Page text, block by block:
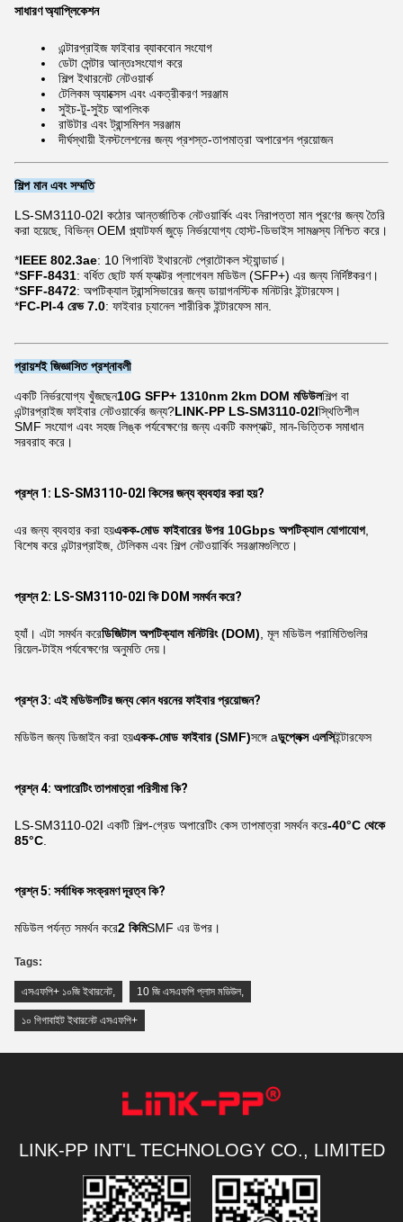
সাধারণ অ্যাপ্লিকেশন
এন্টারপ্রাইজ ফাইবার ব্যাকবোন সংযোগ
ডেটা সেন্টার আন্তঃসংযোগ করে
শিল্প ইথারনেট নেটওয়ার্ক
টেলিকম অ্যাক্সেস এবং একত্রীকরণ সরঞ্জাম
সুইচ-টু-সুইচ আপলিংক
রাউটার এবং ট্রান্সমিশন সরঞ্জাম
দীর্ঘস্থায়ী ইনস্টলেশনের জন্য প্রশস্ত-তাপমাত্রা অপারেশন প্রয়োজন
শিল্প মান এবং সম্মতি
LS-SM3110-02I কঠোর আন্তর্জাতিক নেটওয়ার্কিং এবং নিরাপত্তা মান পূরণের জন্য তৈরি
করা হয়েছে, বিভিন্ন OEM প্ল্যাটফর্ম জুড়ে নির্ভরযোগ্য হোস্ট-ডিভাইস সামঞ্জস্য নিশ্চিত করে।
*IEEE 802.3ae: 10 গিগাবিট ইথারনেট প্রোটোকল স্ট্যান্ডার্ড।
*SFF-8431: বর্ধিত ছোট ফর্ম ফ্যাক্টর প্লাগেবল মডিউল (SFP+) এর জন্য নির্দিষ্টকরণ।
*SFF-8472: অপটিক্যাল ট্রান্সসিভারের জন্য ডায়াগনস্টিক মনিটরিং ইন্টারফেস।
*FC-PI-4 রেভ 7.0: ফাইবার চ্যানেল শারীরিক ইন্টারফেস মান.
প্রায়শই জিজ্ঞাসিত প্রশ্নাবলী
একটি নির্ভরযোগ্য খুঁজছেন10G SFP+ 1310nm 2km DOM মডিউলশিল্প বা
এন্টারপ্রাইজ ফাইবার নেটওয়ার্কের জন্য?LINK-PP LS-SM3110-02Iস্থিতিশীল
SMF সংযোগ এবং সহজ লিঙ্ক পর্যবেক্ষণের জন্য একটি কমপ্যাক্ট, মান-ভিত্তিক সমাধান
সরবরাহ করে।
প্রশ্ন 1: LS-SM3110-02I কিসের জন্য ব্যবহার করা হয়?
এর জন্য ব্যবহার করা হয়একক-মোড ফাইবারের উপর 10Gbps অপটিক্যাল যোগাযোগ,
বিশেষ করে এন্টারপ্রাইজ, টেলিকম এবং শিল্প নেটওয়ার্কিং সরঞ্জামগুলিতে।
প্রশ্ন 2: LS-SM3110-02I কি DOM সমর্থন করে?
হ্যাঁ। এটা সমর্থন করেডিজিটাল অপটিক্যাল মনিটরিং (DOM), মূল মডিউল পরামিতিগুলির
রিয়েল-টাইম পর্যবেক্ষণের অনুমতি দেয়।
প্রশ্ন 3: এই মডিউলটির জন্য কোন ধরনের ফাইবার প্রয়োজন?
মডিউল জন্য ডিজাইন করা হয়একক-মোড ফাইবার (SMF)সঙ্গে aডুপ্লেক্স এলসিইন্টারফেস
প্রশ্ন 4: অপারেটিং তাপমাত্রা পরিসীমা কি?
LS-SM3110-02I একটি শিল্প-গ্রেড অপারেটিং কেস তাপমাত্রা সমর্থন করে-40°C থেকে
85°C.
প্রশ্ন 5: সর্বাধিক সংক্রমণ দূরত্ব কি?
মডিউল পর্যন্ত সমর্থন করে2 কিমিSMF এর উপর।
Tags:
এসএফপি+ ১০জি ইথারনেট, 10 জি এসএফপি প্লাস মডিউল,
১০ গিগাবাইট ইথারনেট এসএফপি+
LINK-PP INT'L TECHNOLOGY CO., LIMITED